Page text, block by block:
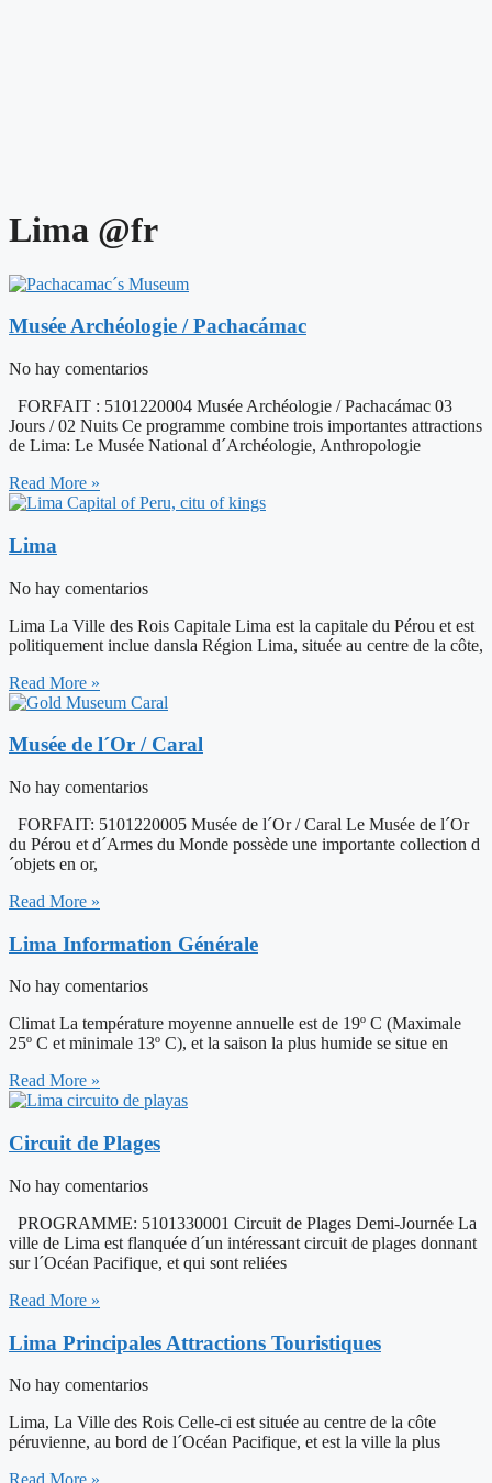
Lima @fr
Musée Archéologie / Pachacámac
No hay comentarios
FORFAIT : 5101220004 Musée Archéologie / Pachacámac 03
Jours / 02 Nuits Ce programme combine trois importantes attractions
de Lima: Le Musée National d´Archéologie, Anthropologie
Read More »
Lima
No hay comentarios
Lima La Ville des Rois Capitale Lima est la capitale du Pérou et est
politiquement inclue dansla Région Lima, située au centre de la côte,
Read More »
Musée de l´Or / Caral
No hay comentarios
FORFAIT: 5101220005 Musée de l´Or / Caral Le Musée de l´Or
du Pérou et d´Armes du Monde possède une importante collection d
´objets en or,
Read More »
Lima Information Générale
No hay comentarios
Climat La température moyenne annuelle est de 19º C (Maximale
25º C et minimale 13º C), et la saison la plus humide se situe en
Read More »
Circuit de Plages
No hay comentarios
PROGRAMME: 5101330001 Circuit de Plages Demi-Journée La
ville de Lima est flanquée d´un intéressant circuit de plages donnant
sur l´Océan Pacifique, et qui sont reliées
Read More »
Lima Principales Attractions Touristiques
No hay comentarios
Lima, La Ville des Rois Celle-ci est située au centre de la côte
péruvienne, au bord de l´Océan Pacifique, et est la ville la plus